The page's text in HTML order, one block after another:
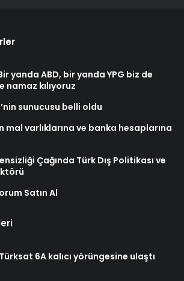
yanda ABD, bir yanda YPG biz de
namaz kılıyoruz
sunucusu belli oldu
mal varlıklarına ve banka hesaplarına
Çağında Türk Dış Politikası ve
Satın Al
Türksat 6A kalıcı yörüngesine ulaştı